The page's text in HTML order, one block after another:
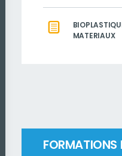
MATERIAUX
FORMATIONS